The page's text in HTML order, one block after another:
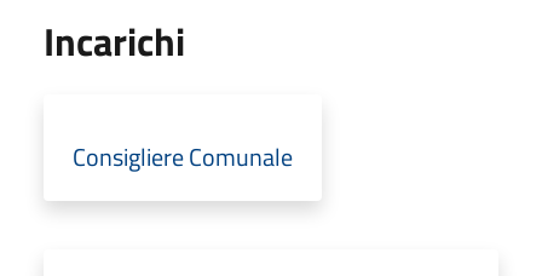
Incarichi
Consigliere Comunale